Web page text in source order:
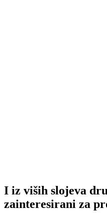
I iz viših slojeva
zainteresirani za